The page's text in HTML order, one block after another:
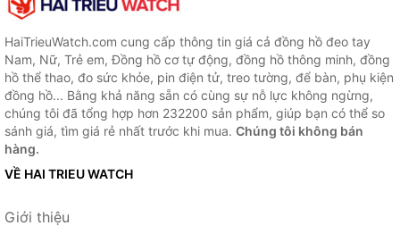
HaiTrieuWatch.com cung cấp thông tin giá cả đồng hồ đeo tay
Nam, Nữ, Trẻ em, Đồng hồ cơ tự động, đồng hồ thông minh, đồng
hồ thể thao, đo sức khỏe, pin điện tử, treo tường, để bàn, phụ kiện
đồng hồ... Bằng khả năng sẵn có cùng sự nỗ lực không ngừng,
chúng tôi đã tổng hợp hơn 232200 sản phẩm, giúp bạn có thể so
sánh giá, tìm giá rẻ nhất trước khi mua. Chúng tôi không bán
hàng.
VỀ HAI TRIEU WATCH
Giới thiệu